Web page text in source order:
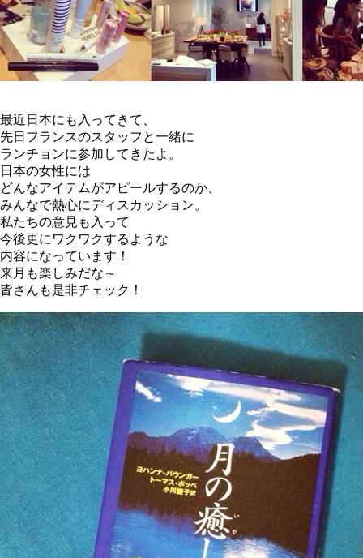
最近日本にも入ってきて、
先日フランスのスタッフと一緒に
ランチョンに参加してきたよ。
日本の女性には
どんなアイテムがアピールするのか、
みんなで熱心にディスカッション。
私たちの意見も入って
今後更にワクワクするような
内容になっています！
来月も楽しみだな～
皆さんも是非チェック！